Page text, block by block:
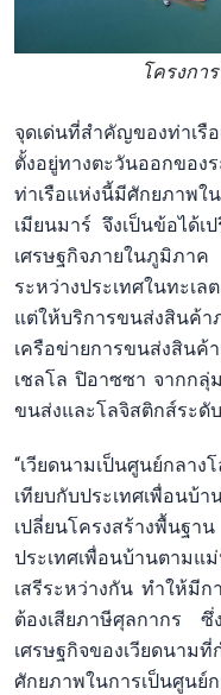
โครงกา
จุดเด่นที่สำคัญของท่าเรื
ตั้งอยู่ทางตะวันออกของ
ท่าเรือแห่งนี้มีศักยภาพใ
เมียนมาร์ จึงเป็นข้อได้เ
เศรษฐกิจภายในภูมิภา
ระหว่างประเทศในทะเล
แต่ให้บริการขนส่งสินค้า
เครือข่ายการขนส่งสิน
เชลโล ปิอาซซา จากกลุ่
ขนส่งและโลจิสติกส์ระดั
“เวียดนามเป็นศูนย์กลา
เทียบกับประเทศเพื่อน
เปลี่ยนโครงสร้างพื้นฐ
ประเทศเพื่อนบ้านตามแ
เสรีระหว่างกัน ทำให้มีก
ต้องเสียภาษีศุลกากร ซึ่
เศรษฐกิจของเวียดน
ศักยภาพในการเป็นศูนย์